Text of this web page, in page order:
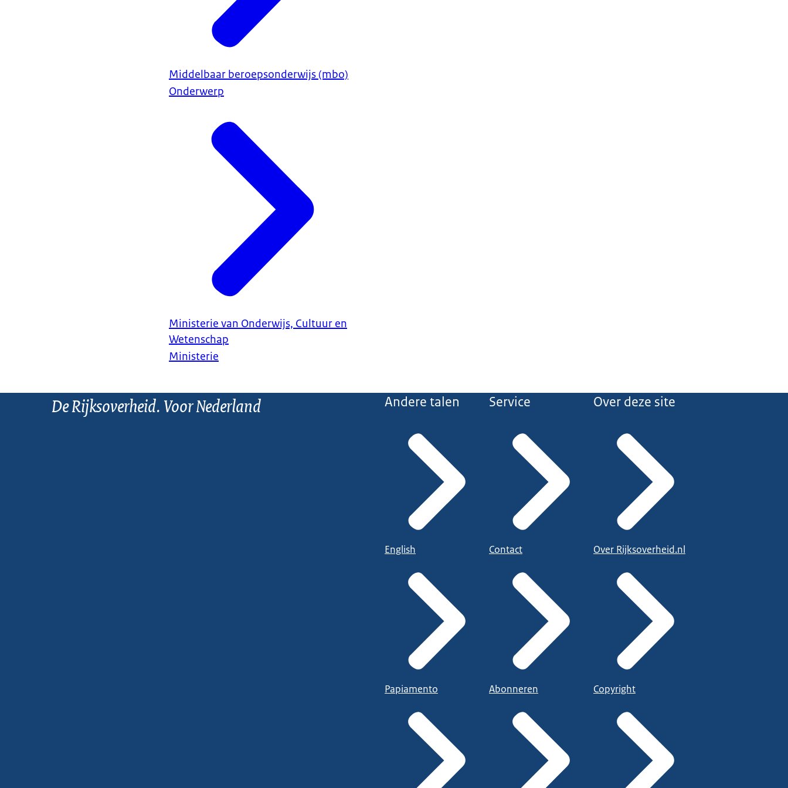
Middelbaar beroepsonderwijs (mbo)
Onderwerp
Ministerie van Onderwijs, Cultuur en
Wetenschap
Ministerie
De Rijksoverheid. Voor Nederland Andere talen
English
Papiamento
Service
Contact
Abonneren
Over deze site
Over Rijksoverheid.nl
Copyright